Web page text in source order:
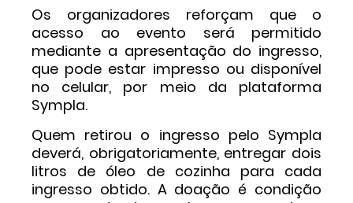
Os organizadores reforçam que o
acesso ao evento será permitido
mediante a apresentação do ingresso,
que pode estar impresso ou disponível
no celular, por meio da plataforma
Sympla.
Quem retirou o ingresso pelo Sympla
deverá, obrigatoriamente, entregar dois
litros de óleo de cozinha para cada
ingresso obtido. A doação é condição